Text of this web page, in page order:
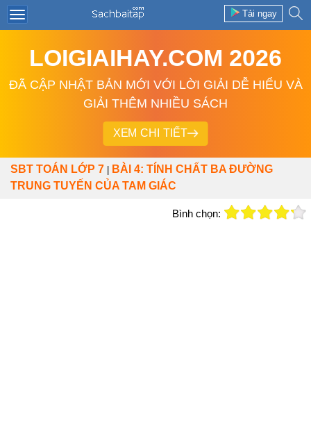
Tải ngay
LOIGIAIHAY.COM 2026
ĐÃ CẬP NHẬT BẢN MỚI VỚI LỜI GIẢI DỄ HIỂU VÀ
GIẢI THÊM NHIỀU SÁCH
XEM CHI TIẾT
SBT TOÁN LỚP 7
BÀI 4: TÍNH CHẤT BA ĐƯỜNG
TRUNG TUYẾN CỦA TAM GIÁC
Bình chọn: